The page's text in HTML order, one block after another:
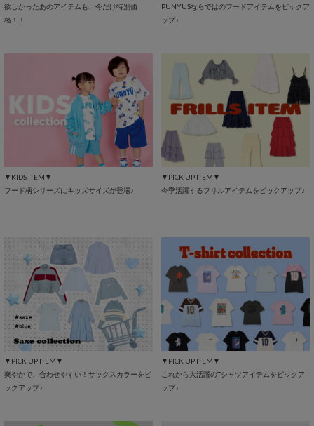
欲しかったあのアイテムも、今だけ特別価
格！！
PUNYUSならではのフードアイテムをピックア
ップ♪
▼KIDS ITEM▼
フード柄シリーズにキッズサイズが登場♪
▼PICK UP ITEM▼
今季活躍するフリルアイテムをピックアップ♪
▼PICK UP ITEM▼
爽やかで、合わせやすい！サックスカラーをピ
ックアップ♪
▼PICK UP ITEM▼
これから大活躍のTシャツアイテムをピックア
ップ♪